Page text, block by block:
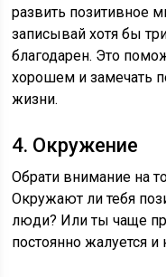
развить позитивное
записывай хотя бы
благодарен. Это
хорошем и замечать
жизни.
4. Окружение
Обрати внимание на
Окружают ли тебя
люди? Или ты чаще
постоянно жалуется и